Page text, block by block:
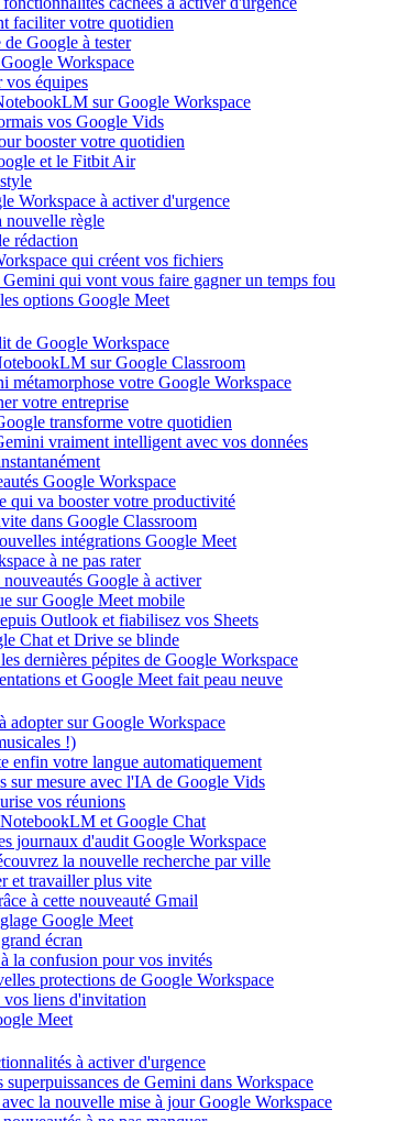
faciliter votre quotidien
Google à tester
Workspace
vos équipes
sur Google Workspace
vos Google Vids
booster votre quotidien
et le Fitbit Air
Workspace à activer d'urgence
nouvelle règle
rédaction
qui créent vos fichiers
qui vont vous faire gagner un temps fou
options Google Meet
de Google Workspace
sur Google Classroom
métamorphose votre Google Workspace
votre entreprise
transforme votre quotidien
vraiment intelligent avec vos données
Google Workspace
qui va booster votre productivité
dans Google Classroom
intégrations Google Meet
à ne pas rater
Google à activer
sur Google Meet mobile
Outlook et fiabilisez vos Sheets
Chat et Drive se blinde
dernières pépites de Google Workspace
et Google Meet fait peau neuve
adopter sur Google Workspace
!)
enfin votre langue automatiquement
sur mesure avec l'IA de Google Vids
vos réunions
NotebookLM et Google Chat
journaux d'audit Google Workspace
la nouvelle recherche par ville
et travailler plus vite
à cette nouveauté Gmail
Google Meet
écran
la confusion pour vos invités
protections de Google Workspace
vos liens d'invitation
Meet
à activer d'urgence
de Gemini dans Workspace
la nouvelle mise à jour Google Workspace